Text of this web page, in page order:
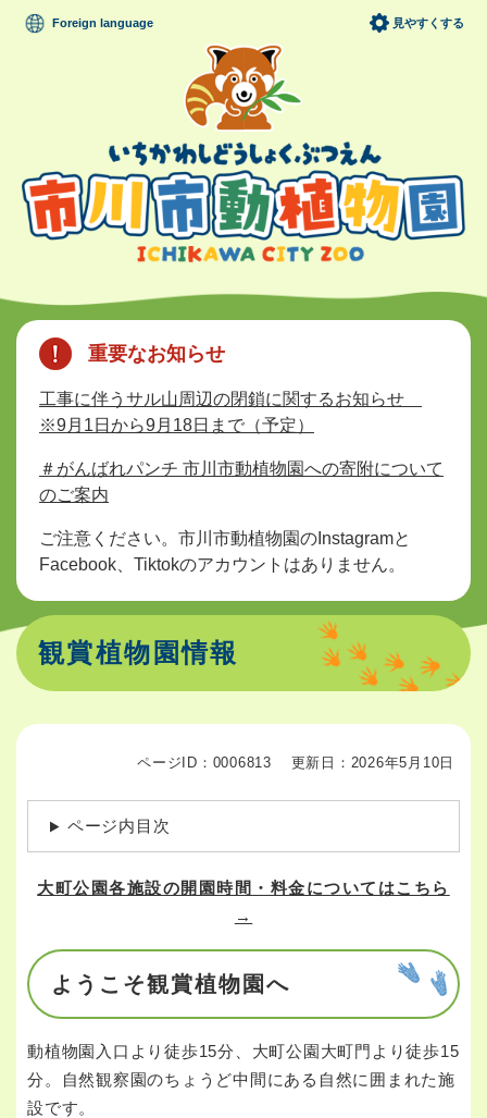
見やすくする
Foreign language
重要なお知らせ
工事に伴うサル山周辺の閉鎖に関するお知らせ
※9月1日から9月18日まで（予定）
＃がんばれパンチ 市川市動植物園への寄附について
のご案内
ご注意ください。市川市動植物園のInstagramと
Facebook、Tiktokのアカウントはありません。
観賞植物園情報
ページID：0006813 更新日：2026年5月10日
ページ内目次
大町公園各施設の開園時間・料金についてはこちら
→
ようこそ観賞植物園へ
動植物園入口より徒歩15分、大町公園大町門より徒歩15
分。自然観察園のちょうど中間にある自然に囲まれた施
設です。